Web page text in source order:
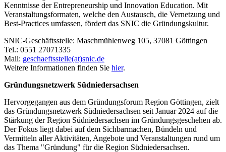
Kenntnisse der Entrepreneurship und Innovation Education. Mit
Veranstaltungsformaten, welche den Austausch, die Vernetzung und
Best-Practices umfassen, fördert das SNIC die Gründungskultur.
SNIC-Geschäftsstelle: Maschmühlenweg 105, 37081 Göttingen
Tel.: 0551 27071335
Mail: geschaeftsstelle(at)snic.de
Weitere Informationen finden Sie hier.
Gründungsnetzwerk Südniedersachsen
Hervorgegangen aus dem Gründungsforum Region Göttingen, zielt
das Gründungsnetzwerk Südniedersachsen seit Januar 2024 auf die
Stärkung der Region Südniedersachsen im Gründungsgeschehen ab.
Der Fokus liegt dabei auf dem Sichbarmachen, Bündeln und
Vermitteln aller Aktivitäten, Angebote und Veranstaltungen rund um
das Thema "Gründung" für die Region Südniedersachsen.